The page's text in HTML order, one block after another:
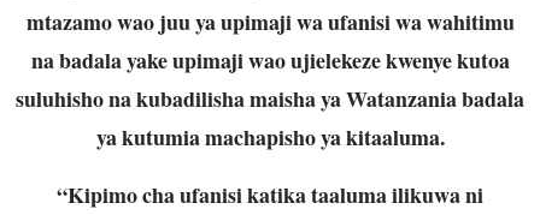
mtazamo wao juu ya upimaji wa ufanisi wa wahitimu
na badala yake upimaji wao ujielekeze kwenye kutoa
suluhisho na kubadilisha maisha ya Watanzania badala
ya kutumia machapisho ya kitaaluma.
“Kipimo cha ufanisi katika taaluma ilikuwa ni